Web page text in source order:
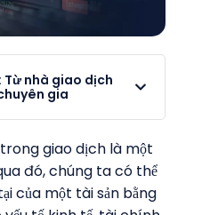
Từ nhà giao dịch
gia
trong giao dịch là một
đó, chúng ta có thể
của một tài sản bằng